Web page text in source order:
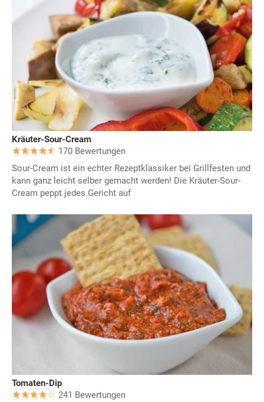
Kräuter-Sour-Cream
170 Bewertungen
Sour-Cream ist ein echter Rezeptklassiker bei Grillfesten und
kann ganz leicht selber gemacht werden! Die Kräuter-Sour-
Cream peppt jedes Gericht auf
Tomaten-Dip
241 Bewertungen